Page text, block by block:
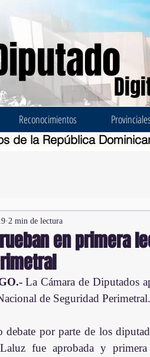
Reconocimientos
de la República
en primera
2 min de lectura
La Cámara de Diputados
de Seguridad Perimetral.
por parte de los
fue aprobada y